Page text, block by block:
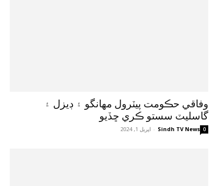
وفاقي حڪومت پيٽرول مهانگو ۽ ڊيزل ۽
گاسليٽ سستو ڪري ڇڏيو
Sindh TV News
- اپريل 1, 2024 0